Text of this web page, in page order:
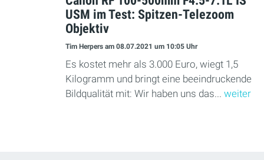
USM im Test: Spitzen-Telezoom
Objektiv
Tim Herpers am 08.07.2021 um 10:05 Uhr
Es kostet mehr als 3.000 Euro, wiegt 1,5
Kilogramm und bringt eine beeindruckende
Bildqualität mit: Wir haben uns das... weiter